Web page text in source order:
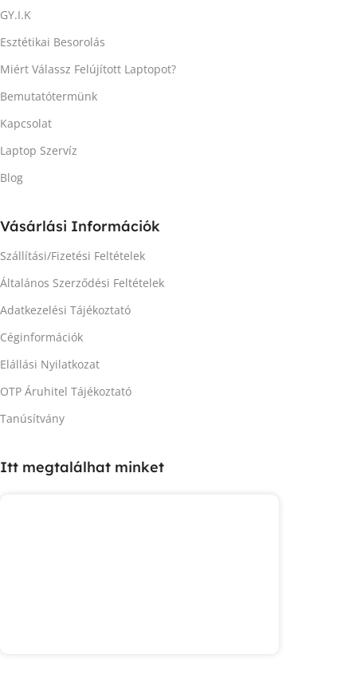
GY.I.K
Esztétikai Besorolás
Miért Válassz Felújított Laptopot?
Bemutatótermünk
Kapcsolat
Laptop Szervíz
Blog
Vásárlási Információk
Szállítási/Fizetési Feltételek
Általános Szerződési Feltételek
Adatkezelési Tájékoztató
Céginformációk
Elállási Nyilatkozat
OTP Áruhitel Tájékoztató
Tanúsítvány
Itt megtalálhat minket